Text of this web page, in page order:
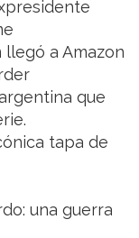
a Amazon
que
tapa de
una guerra